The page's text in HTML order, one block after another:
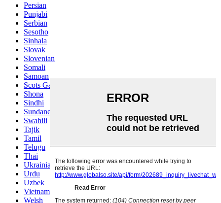
Persian
Punjabi
Serbian
Sesotho
Sinhala
Slovak
Slovenian
Somali
Samoan
Scots Gaelic
Shona
Sindhi
Sundanese
Swahili
Tajik
Tamil
Telugu
Thai
Ukrainian
Urdu
Uzbek
Vietnamese
Welsh